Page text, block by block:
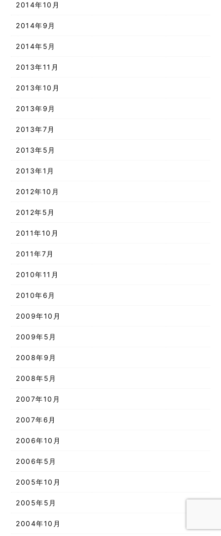
2014年10月
2014年9月
2014年5月
2013年11月
2013年10月
2013年9月
2013年7月
2013年5月
2013年1月
2012年10月
2012年5月
2011年10月
2011年7月
2010年11月
2010年6月
2009年10月
2009年5月
2008年9月
2008年5月
2007年10月
2007年6月
2006年10月
2006年5月
2005年10月
2005年5月
2004年10月